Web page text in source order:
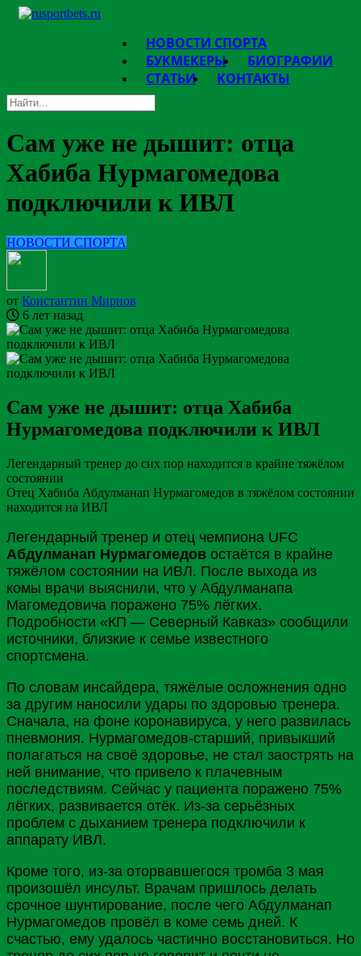
НОВОСТИ СПОРТА
БУКМЕКЕРЫ
БИОГРАФИИ
СТАТЬИ
КОНТАКТЫ
Сам уже не дышит: отца
Хабиба Нурмагомедова
подключили к ИВЛ
НОВОСТИ СПОРТА
от Константин Мирнов
6 лет назад
Сам уже не дышит: отца Хабиба
Нурмагомедова подключили к ИВЛ
Легендарный тренер до сих пор находится в крайне тяжёлом
состоянии
Отец Хабиба Абдулманап Нурмагомедов в тяжёлом состоянии
находится на ИВЛ
Легендарный тренер и отец чемпиона UFC
Абдулманап Нурмагомедов остаётся в крайне
тяжёлом состоянии на ИВЛ. После выхода из
комы врачи выяснили, что у Абдулманапа
Магомедовича поражено 75% лёгких.
Подробности «КП — Северный Кавказ» сообщили
источники, близкие к семье известного
спортсмена.
По словам инсайдера, тяжёлые осложнения одно
за другим наносили удары по здоровью тренера.
Сначала, на фоне коронавируса, у него развилась
пневмония. Нурмагомедов-старший, привыкший
полагаться на своё здоровье, не стал заострять на
ней внимание, что привело к плачевным
последствиям. Сейчас у пациента поражено 75%
лёгких, развивается отёк. Из-за серьёзных
проблем с дыханием тренера подключили к
аппарату ИВЛ.
Кроме того, из-за оторвавшегося тромба 3 мая
произошёл инсульт. Врачам пришлось делать
срочное шунтирование, после чего Абдулманап
Нурмагомедов провёл в коме семь дней. К
счастью, ему удалось частично восстановиться. Но